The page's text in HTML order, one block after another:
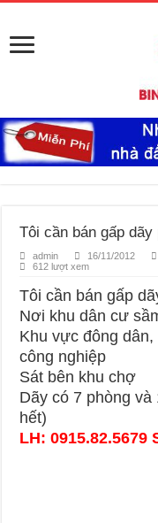
Tôi cần bán gấp
admin 16/11/2012
612 lượt xem
Tôi cần bán gấp
Nơi khu dân cư
Khu vực đông
công nghiệp
Sát bên khu chợ
Dãy có 7 phòng
hết)
LH: 0915.82.5679